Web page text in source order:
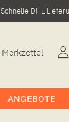
Schnelle DHL
Merkzettel
ANGEBOTE